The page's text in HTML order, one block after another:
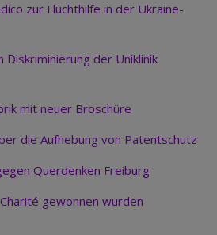
zur Fluchthilfe in der Ukraine-
der Uniklinik
mit neuer Broschüre
die Aufhebung von Patentschutz
Querdenken Freiburg
gewonnen wurden